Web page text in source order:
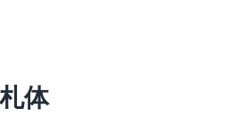
体